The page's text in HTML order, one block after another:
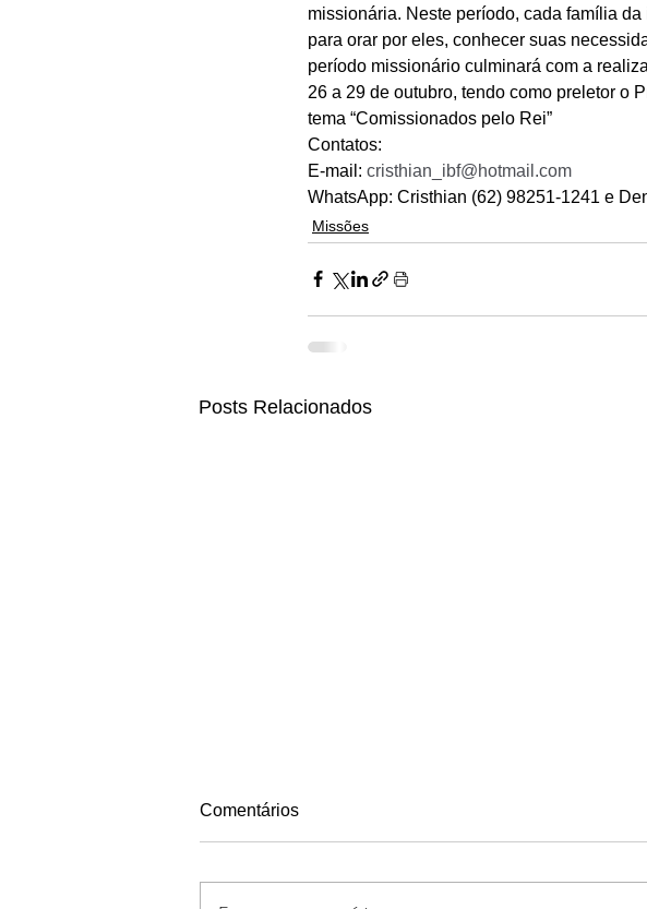
missionária. Neste período, cada família
para orar por eles, conhecer suas
período missionário culminará com a
26 a 29 de outubro, tendo como preletor o
tema “Comissionados pelo Rei”
Contatos:
E-mail: cristhian_ibf@hotmail.com
WhatsApp: Cristhian (62) 98251-1241 e
Missões
Posts Relacionados
Comentários